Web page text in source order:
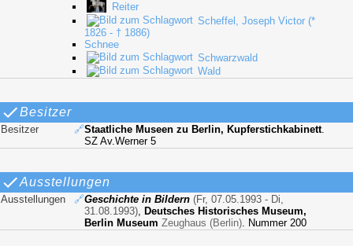
Reiter
Scheffel, Joseph Victor (*
1826 - † 1886)
Schnee
Schwarzwald
Wald
Besitzer
Besitzer 🔗Staatliche Museen zu Berlin, Kupferstichkabinett.
SZ Av.Werner 5
Ausstellungen
Ausstellungen 🔗Geschichte in Bildern (Fr, 07.05.1993 - Di,
31.08.1993), Deutsches Historisches Museum,
Berlin Museum Zeughaus (Berlin). Nummer 200